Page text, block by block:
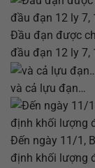
Đầu đạn được
đầu đạn 12 ly 7,
và cả lựu đạn…
Đến ngày 11/1,
định khối lượng